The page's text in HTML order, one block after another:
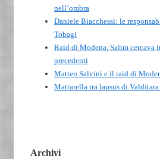
nell’ombra
Daniele Biacchessi: le
Tobagi
Raid di Modena, Salim cercava
precedenti
Matteo Salvini e il raid di
Mattarella tra lapsus di
Archivi